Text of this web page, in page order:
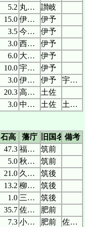
5.2 丸亀城
讃岐
15.0 伊予松山城
伊予
3.5 今治城
伊予
3.0 西条陣屋
伊予
6.0 大洲城
伊予
10.0 宇和島城
伊予
3.0 伊予吉田陣屋 伊予
宇和島藩支藩
20.3 高知城
土佐
3.0 中村城 土佐 土佐藩支藩
石高 藩庁 旧国名 備考
47.3 福岡城
筑前
5.0 秋月城
筑前
21.0 久留米城
筑後
13.2 柳川城
筑後
1.0 三池陣屋
筑後
35.7 佐賀城
肥前
7.3 小城陣屋 肥前
佐賀藩支藩